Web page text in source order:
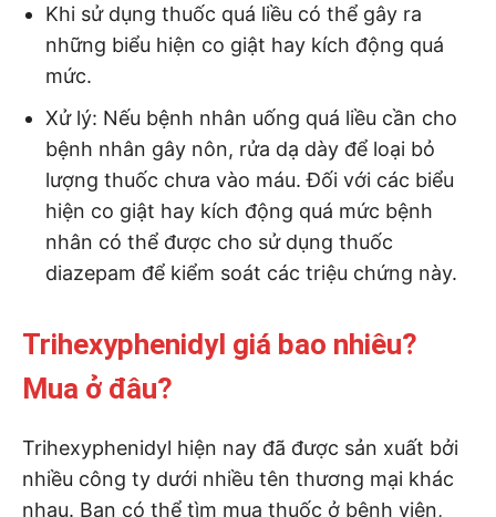
Khi sử dụng thuốc quá liều có thể gây ra
những biểu hiện co giật hay kích động quá
mức.
Xử lý: Nếu bệnh nhân uống quá liều cần cho
bệnh nhân gây nôn, rửa dạ dày để loại bỏ
lượng thuốc chưa vào máu. Đối với các biểu
hiện co giật hay kích động quá mức bệnh
nhân có thể được cho sử dụng thuốc
diazepam để kiểm soát các triệu chứng này.
Trihexyphenidyl giá bao nhiêu?
Mua ở đâu?
Trihexyphenidyl hiện nay đã được sản xuất bởi
nhiều công ty dưới nhiều tên thương mại khác
nhau. Bạn có thể tìm mua thuốc ở bệnh viện,